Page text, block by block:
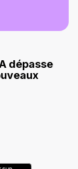
dépasse